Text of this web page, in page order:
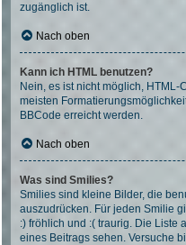
zugänglich ist.
Nach oben
Kann ich HTML benutzen?
Nein, es ist nicht möglich,
meisten
BBCode erreicht werden.
Nach oben
Was sind Smilies?
Smilies sind kleine Bilder, die
auszudrücken. Für jeden Smilie
:) fröhlich und :( traurig. Die Liste
eines Beitrags sehen. Versuche